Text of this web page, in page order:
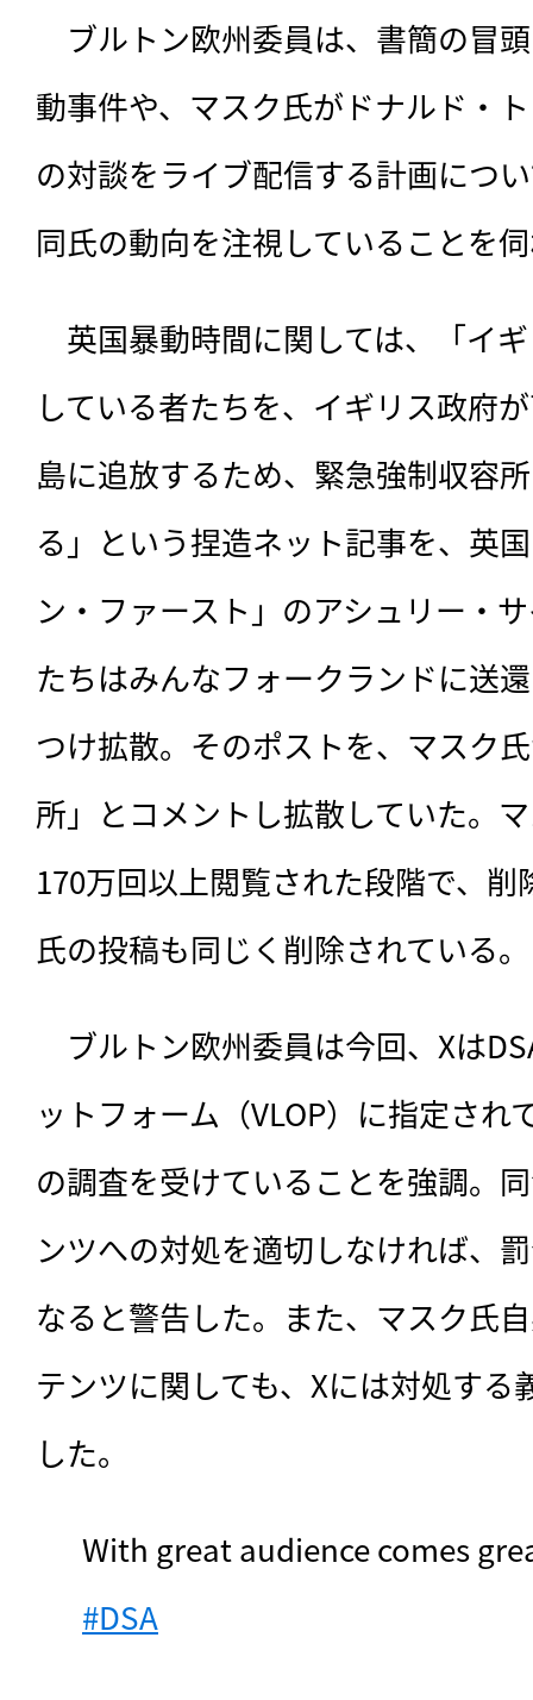
ブルトン欧州委員は、 書簡の冒
動事件や、マスク氏がドナルド・
の対談をライブ配信する計画につ
同氏の動向を注視していることを
英国暴動時間に関しては、「イ
している者たちを、イギリス政府
島に追放するため、緊急強制収容
る」という捏造ネット記事を、英
ン・ファースト」のアシュリー・
たちはみんなフォークランドに送
つけ拡散。そのポストを、マスク
所」とコメントし拡散していた。
170万回以上閲覧された段階で、
氏の投稿も同じく削除されている。
ブルトン欧州委員は今回、Xは
ットフォーム（VLOP）に指定され
の調査を受けていることを強調。
ンツへの対処を適切しなければ、
なると警告した。また、マスク氏
テンツに関しても、Xには対処す
した。
#DSA